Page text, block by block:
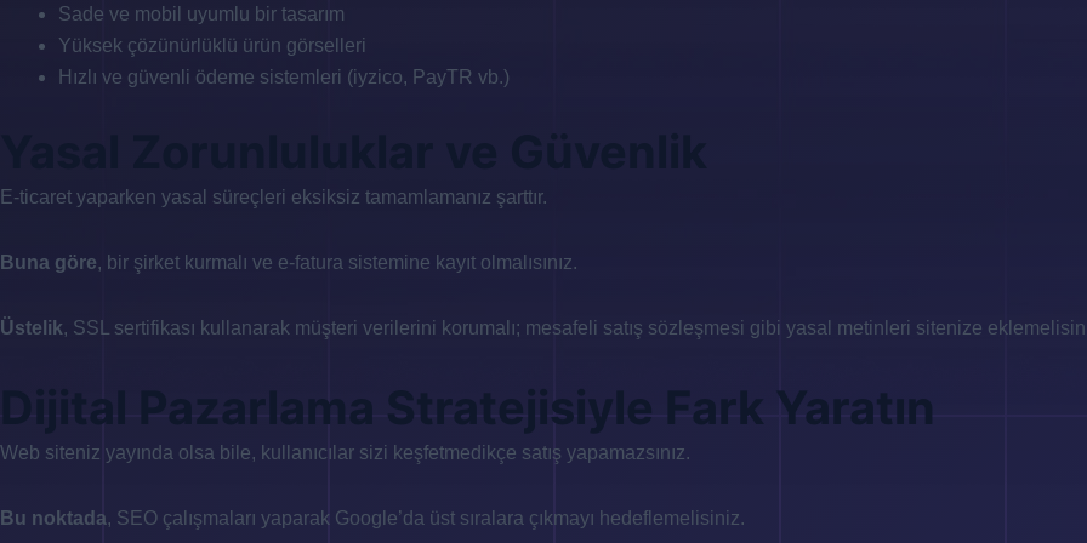
Sade ve mobil uyumlu bir tasarım
Yüksek çözünürlüklü ürün görselleri
Hızlı ve güvenli ödeme sistemleri (iyzico, PayTR vb.)
E-ticaret yaparken yasal süreçleri eksiksiz tamamlamanız şarttır.
Buna göre, bir şirket kurmalı ve e-fatura sistemine kayıt olmalısınız.
Üstelik, SSL sertifikası kullanarak müşteri verilerini korumalı; mesafeli satış sözleşmesi gibi yasal metinleri sitenize
Dijital Pazarlama Stratejisiyle Fark Yaratın
Web siteniz yayında olsa bile, kullanıcılar sizi keşfetmedikçe satış yapamazsınız.
Bu noktada, SEO çalışmaları yaparak Google’da üst sıralara çıkmayı hedeflemelisiniz.